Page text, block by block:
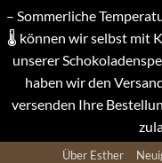
– Sommerliche
🌡️ können wir selbst mit
unserer
haben wir den
versenden Ihre
Über Esther